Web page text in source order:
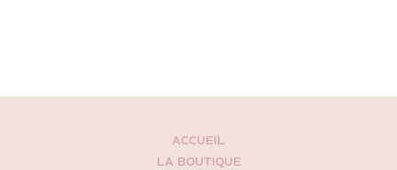
ACCUEIL
LA BOUTIQUE